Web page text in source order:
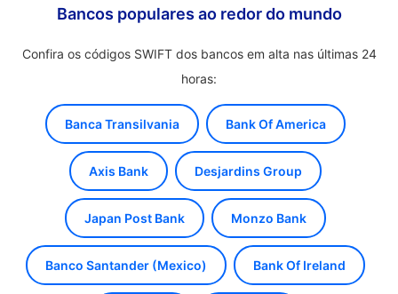
Bancos populares ao redor do mundo
Confira os códigos SWIFT dos bancos em alta nas últimas 24
horas:
Banca Transilvania Bank Of America
Axis Bank Desjardins Group
Japan Post Bank Monzo Bank
Banco Santander (Mexico) Bank Of Ireland